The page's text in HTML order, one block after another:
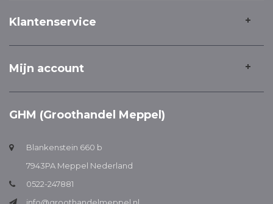
Klantenservice
Mijn account
GHM (Groothandel Meppel)
Blankenstein 660 b
7943PA Meppel Nederland
0522-247881